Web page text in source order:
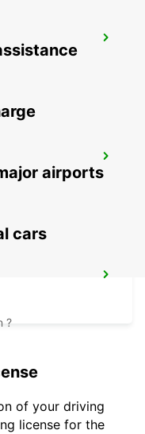
airports
cars
?
of your driving
license for the